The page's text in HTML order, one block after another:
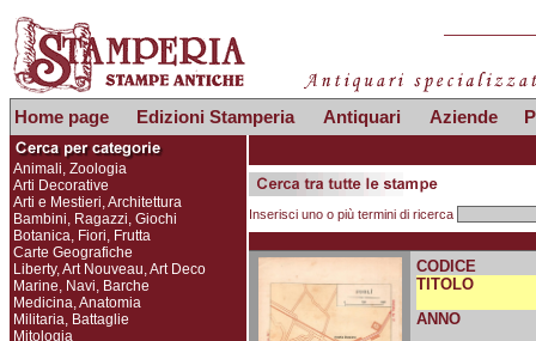
Home page Edizioni Stamperia Antiquari Aziende
Animali, Zoologia
Arti Decorative
Arti e Mestieri, Architettura
Bambini, Ragazzi, Giochi
Botanica, Fiori, Frutta
Carte Geografiche
Liberty, Art Nouveau, Art Deco
Marine, Navi, Barche
Medicina, Anatomia
Militaria, Battaglie
Mitologia
Inserisci uno o più termini di ricerca
CODICE
TITOLO
ANNO